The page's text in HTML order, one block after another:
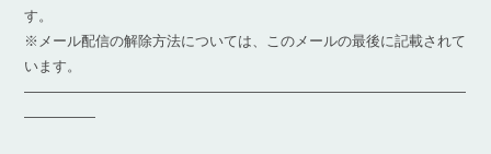
す。
※メール配信の解除方法については、このメールの最後に記載されて
います。
―――――――――――――――――――――――――――――――
―――――